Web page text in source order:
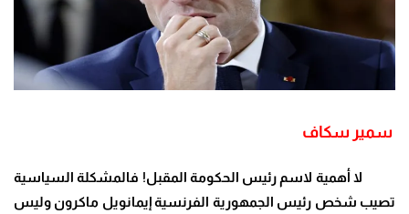
سمير سكاف
لا أهمية لاسم رئيس الحكومة المقبل! فالمشكلة السياسية
تصيب شخص رئيس الجمهورية الفرنسية إيمانويل ماكرون وليس